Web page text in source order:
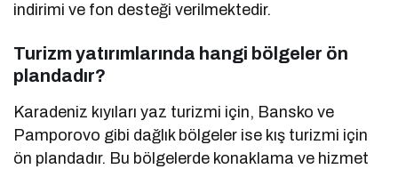
indirimi ve fon desteği verilmektedir.
Turizm yatırımlarında hangi bölgeler ön
plandadır?
Karadeniz kıyıları yaz turizmi için, Bansko ve
Pamporovo gibi dağlık bölgeler ise kış turizmi için
ön plandadır. Bu bölgelerde konaklama ve hizmet